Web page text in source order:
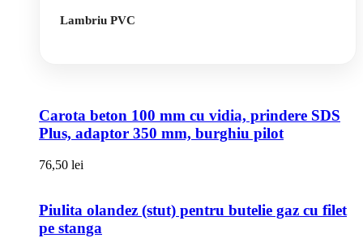
Lambriu PVC
Carota beton 100 mm cu vidia, prindere SDS
Plus, adaptor 350 mm, burghiu pilot
76,50 lei
Piulita olandez (stut) pentru butelie gaz cu filet
pe stanga